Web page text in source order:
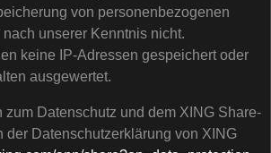
von personenbezogenen
unserer Kenntnis nicht.
keine IP-Adressen gespeichert oder
ausgewertet.
zum Datenschutz und dem XING Share-
der Datenschutzerklärung von XING